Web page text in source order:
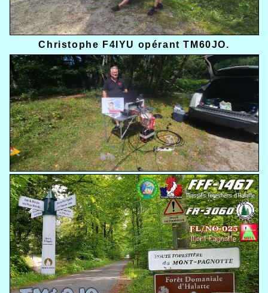
Christophe F4IYU opérant TM60JO.